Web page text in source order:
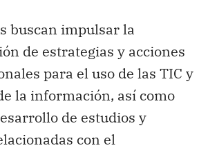
buscan impulsar la
de estrategias y acciones
para el uso de las TIC y
la información, así como
de estudios y
con el